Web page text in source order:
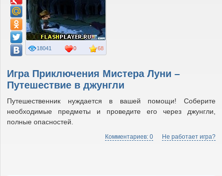
Игра Приключения Мистера Луни –
Путешествие в джунгли
Путешественник нуждается в вашей помощи! Соберите
необходимые предметы и проведите его через джунгли,
полные опасностей.
Комментариев: 0 Не работает игра?
68
18041 0